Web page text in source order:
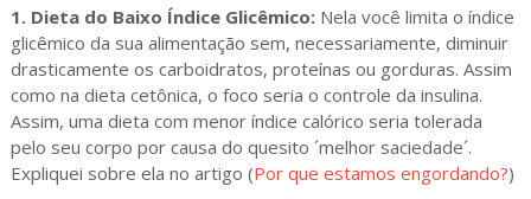
1. Dieta do Baixo Índice Glicêmico:Nela você limita o índice
glicêmico da sua alimentação sem, necessariamente, diminuir
drasticamente os carboidratos, proteínas ou gorduras. Assim
como na dieta cetônica, o foco seria o controle da insulina.
Assim, uma dieta com menor índice calórico seria tolerada
pelo seu corpo por causa do quesito ´melhor saciedade´.
Expliquei sobre ela no artigo (Por que estamos engordando?)